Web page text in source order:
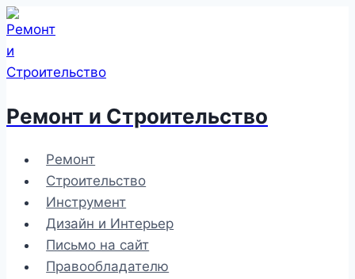
Перейти
к
содержимому
Ремонт и Строительство
Ремонт
Строительство
Инструмент
Дизайн и Интерьер
Письмо на сайт
Правообладателю